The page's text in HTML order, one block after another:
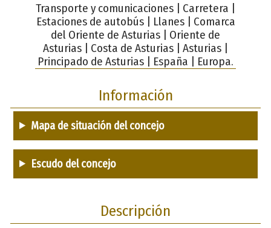
Transporte y comunicaciones | Carretera |
Estaciones de autobús | Llanes | Comarca
del Oriente de Asturias | Oriente de
Asturias | Costa de Asturias | Asturias |
Principado de Asturias | España | Europa.
Información
Mapa de situación del concejo
Escudo del concejo
Descripción